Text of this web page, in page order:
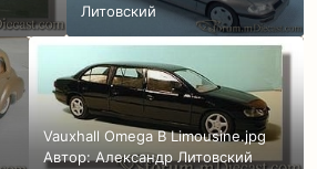
Литовский
Vauxhall Omega B Limousine.jpg
Автор:Александр Литовский